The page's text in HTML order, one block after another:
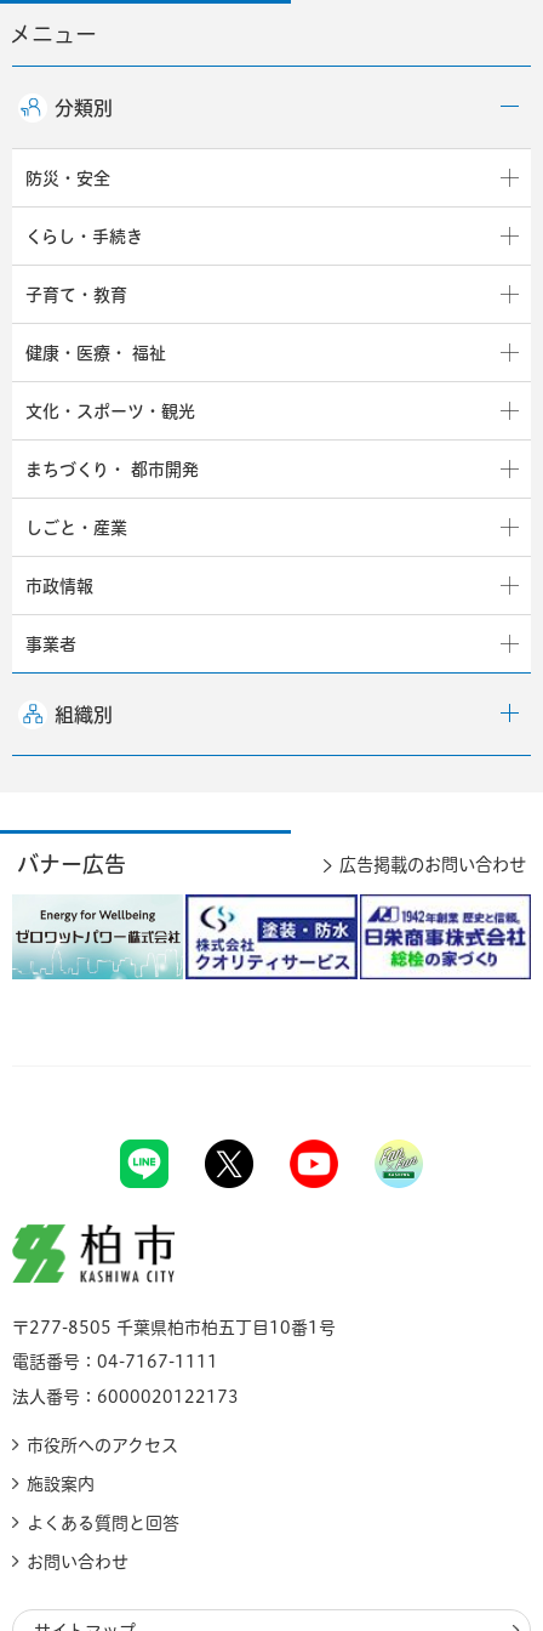
メニュー
分類別
防災・安全
くらし・手続き
子育て・教育
健康・医療・ 福祉
文化・スポーツ・観光
まちづくり・ 都市開発
しごと・産業
市政情報
事業者
組織別
バナー広告 広告掲載のお問い合わせ
柏市
〒277-8505 千葉県柏市柏五丁目10番1号
電話番号：04-7167-1111
法人番号：6000020122173
市役所へのアクセス
施設案内
よくある質問と回答
お問い合わせ